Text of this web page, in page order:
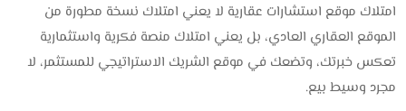
امتلاك موقع استشارات عقارية لا يعني امتلاك نسخة مطورة من
الموقع العقاري العادي، بل يعني امتلاك منصة فكرية واستثمارية
تعكس خبرتك، وتضعك في موقع الشريك الاستراتيجي للمستثمر، لا
مجرد وسيط بيع.